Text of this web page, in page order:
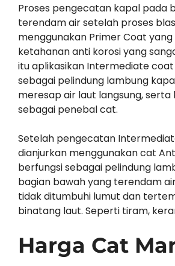
Proses pengecatan kapal pada
terendam air setelah proses
menggunakan Primer Coat
ketahanan anti korosi yang
itu aplikasikan Intermediate
sebagai pelindung lambung
meresap air laut langsung, serta
sebagai penebal cat.
Setelah pengecatan
dianjurkan menggunakan cat
berfungsi sebagai pelindung
bagian bawah yang terendam
tidak ditumbuhi lumut dan
binatang laut. Seperti tiram,
Harga Cat